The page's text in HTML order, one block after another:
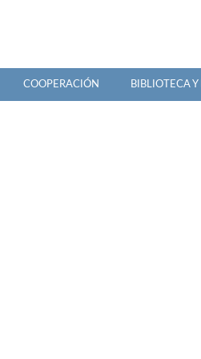
COOPERACIÓN BIBLIOTECA